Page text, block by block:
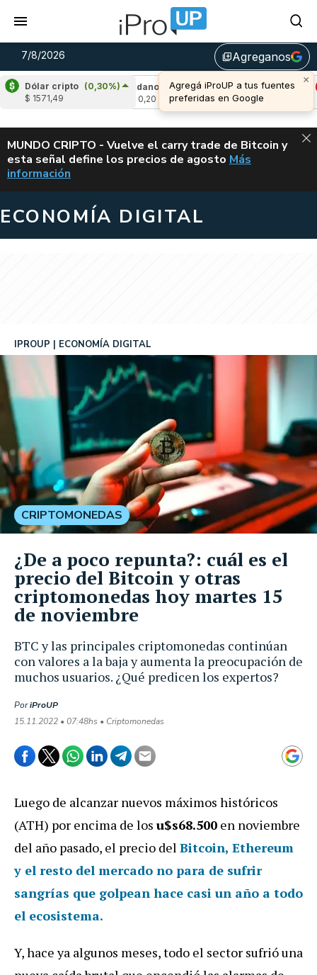
7/8/2026 library_addAgreganos
Dólar cripto (0,30%)
$ 1571,49
Cardano
(5,71%)
Avalanche (-
u$s 6,43
ALERTA
MUNDO CRIPTO - Vuelve el carry trade de Bitcoin y
esta señal define los precios de agosto VUELVE EL
Más
información
ECONOMÍA DIGITAL
BTC y las principales criptomonedas continúan
con valores a la baja y aumenta la preocupación de
muchos usuarios. ¿Qué predicen los expertos?
IPROUP ECONOMÍA DIGITAL
PoriProUP
15.11.2022 • 07:48hs • Criptomonedas
CRIPTOMONEDAS
¿De a poco repunta?: cuál es el
precio del Bitcoin y otras
criptomonedas hoy martes 15
de noviembre
Luego de alcanzar nuevos máximos históricos
(ATH) por encima de los u$s68.500 en noviembre
del año pasado, el precio del Bitcoin, Ethereum
y el resto del mercado no para de sufrir
sangrías que golpean hace casi un año a todo
el ecosistema.
Y, hace ya algunos meses, todo el sector sufrió una